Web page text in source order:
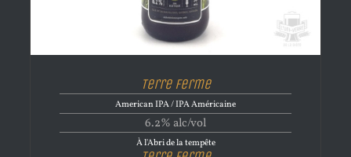
Terre Ferme
American IPA / IPA Américaine
6.2% alc/vol
À l'Abri de la tempête